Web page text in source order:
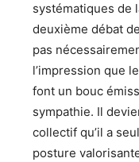
systématiques de
deuxième débat
pas
l’impression que
font un bouc
sympathie. Il
collectif qu’il a
posture